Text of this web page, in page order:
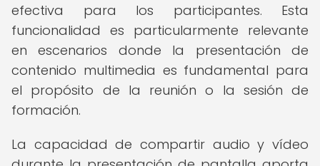
efectiva para los participantes. Esta
funcionalidad es particularmente relevante
en escenarios donde la presentación de
contenido multimedia es fundamental para
el propósito de la reunión o la sesión de
formación.
La capacidad de compartir audio y vídeo